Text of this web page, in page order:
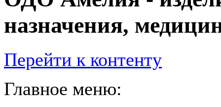
назначения,
Перейти к контенту
Главное меню: